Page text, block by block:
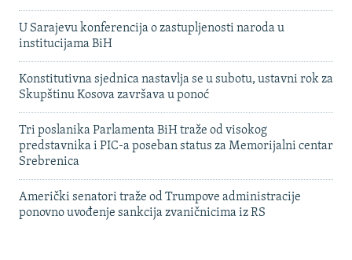
U Sarajevu konferencija o zastupljenosti naroda u
institucijama BiH
Konstitutivna sjednica nastavlja se u subotu, ustavni rok za
Skupštinu Kosova završava u ponoć
Tri poslanika Parlamenta BiH traže od visokog
predstavnika i PIC-a poseban status za Memorijalni centar
Srebrenica
Američki senatori traže od Trumpove administracije
ponovno uvođenje sankcija zvaničnicima iz RS